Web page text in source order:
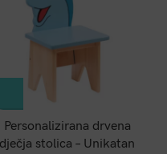
Personalizirana drvena
dječja stolica – Unikatan